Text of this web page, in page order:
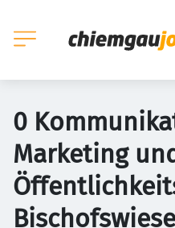
0
Marketing